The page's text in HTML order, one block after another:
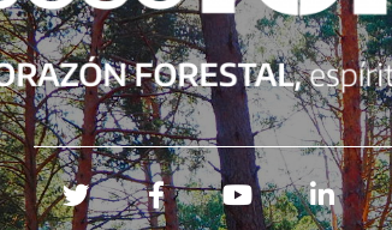
Redes sociales